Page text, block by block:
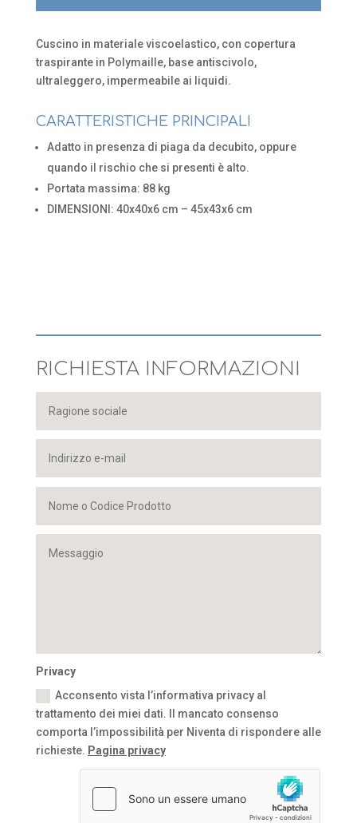
Cuscino in materiale viscoelastico, con copertura
traspirante in Polymaille, base antiscivolo,
ultraleggero, impermeabile ai liquidi.
CARATTERISTICHE PRINCIPALI
Adatto in presenza di piaga da decubito, oppure
quando il rischio che si presenti è alto.
Portata massima: 88 kg
DIMENSIONI: 40x40x6 cm – 45x43x6 cm
RICHIESTA INFORMAZIONI
Privacy
Acconsento vista l’informativa privacy al
trattamento dei miei dati. Il mancato consenso
comporta l’impossibilità per Niventa di rispondere alle
richieste. Pagina privacy